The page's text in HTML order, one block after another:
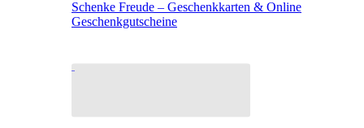
Schenke Freude – Geschenkkarten & Online
Geschenkgutscheine